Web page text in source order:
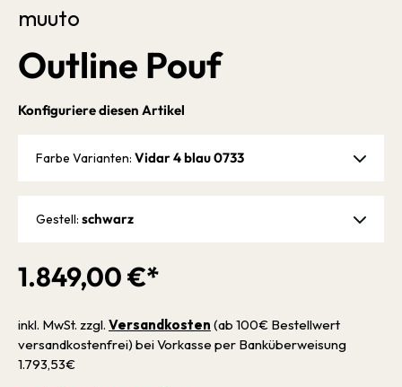
muuto
Outline Pouf
1.849,00 €*
inkl. MwSt. zzgl. Versandkosten (ab 100€ Bestellwert
versandkostenfrei) bei Vorkasse per Banküberweisung
1.793,53€
Konfiguriere diesen Artikel
Farbe Varianten: Vidar 4 blau 0733
Gestell: schwarz